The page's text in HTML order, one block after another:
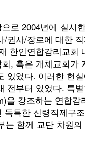
로 2004년에 실시
권사/장로에 대한
한인연합감리교회
, 혹은 개체교회가
있었다. 이러한 현
전부터 있었다. 특
을 강조하는 연합
특한 신령직제구
함께 교단 차원